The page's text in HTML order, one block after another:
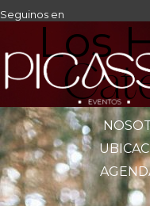
Seguinos en
Los